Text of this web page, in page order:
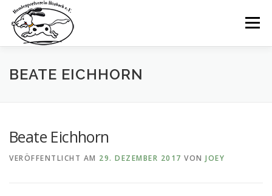
Inhalt
springen
Menü
STARTSEITE NEWS DER VEREIN
BEATE EICHHORN
Beate Eichhorn
VERÖFFENTLICHT AM 29. DEZEMBER 2017 VON JOEY